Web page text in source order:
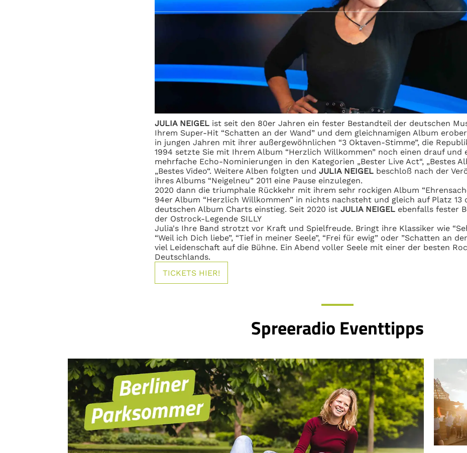
JULIA NEIGEList seit den 80er Jahren ein fester Bestandteil der deutschen
Ihrem Super-Hit “Schatten an der Wand” und dem gleichnamigen Album
in jungen Jahren mit ihrer außergewöhnlichen “3 Oktaven-Stimme”, die
1994 setzte Sie mit Ihrem Album “Herzlich Willkommen” noch einen drauf und
mehrfache Echo-Nominierungen in den Kategorien „Bester Live Act“, „Bestes
„Bestes Video“. Weitere Alben folgten und JULIA NEIGELbeschloß nach der
ihres Albums “Neigelneu” 2011 eine Pause einzulegen.
2020 dann die triumphale Rückkehr mit ihrem sehr rockigen Album
94er Album “Herzlich Willkommen” in nichts nachsteht und gleich auf Platz 13
deutschen Album Charts einstieg. Seit 2020 ist JULIA NEIGELebenfalls fester
der Ostrock-Legende SILLY
Julia's Ihre Band strotzt vor Kraft und Spielfreude. Bringt ihre Klassiker wie
“Weil ich Dich liebe”, “Tief in meiner Seele”, “Frei für ewig” oder ”Schatten an
viel Leidenschaft auf die Bühne. Ein Abend voller Seele mit einer der besten
Deutschlands.
TICKETS HIER!
Spreeradio Eventtipps